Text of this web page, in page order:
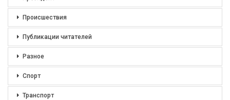
Происшествия
Публикации читателей
Разное
Спорт
Транспорт